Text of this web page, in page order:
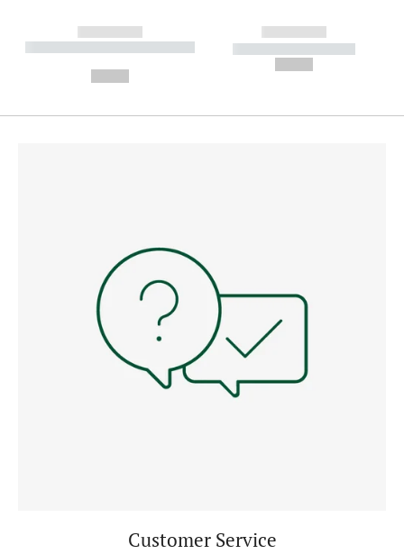
------------
----------- ----------- --------
------------
----------- -----------
Customer Service